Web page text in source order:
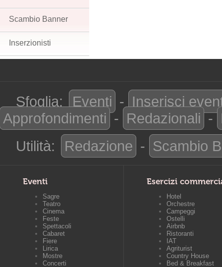
Scambio Banner
Inserzionisti
Sfoglia: Eventi - Inserisci
Approfondimenti - Redazionali -
Utilità:
Redazione - Scambio
Eventi
Sagre
Teatro
Cinema
Feste
Spettacoli
Cabaret
Fiere
Lirica
Mostre
Concerti
Esercizi
Hotel
Orchestre
Campeggi
Ostelli
Airbnb
Ristoranti
IAT
Agriturist
Country House
Bed & Breakfast